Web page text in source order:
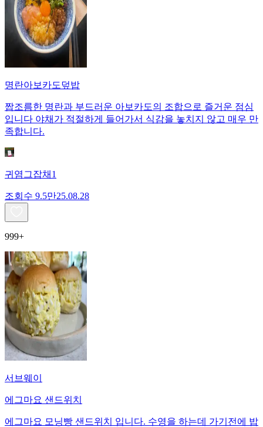
명란아보카도덮밥
짭조름한 명란과 부드러운 아보카도의 조합으로 즐거운 점심
입니다 야채가 적절하게 들어가서 식감을 놓치지 않고 매우 만
족합니다.
귀염그잡채1
조회수 9.5만25.08.28
999+
서브웨이
에그마요 샌드위치
에그마요 모닝빵 샌드위치 입니다. 수영을 하는데 가기전에 밥